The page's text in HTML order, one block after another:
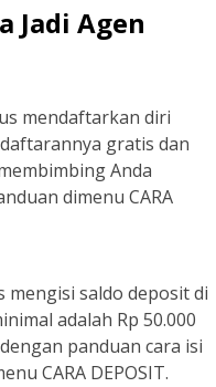
Jadi Agen
mendaftarkan diri
gratis dan
Anda
dimenu CARA
mengisi saldo deposit di
adalah Rp 50.000
panduan cara isi
CARA DEPOSIT.